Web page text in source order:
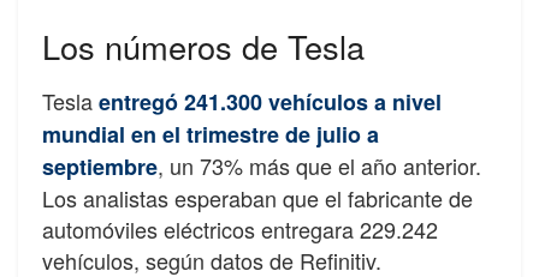
Los números de Tesla
Teslaentregó 241.300 vehículos a nivel
mundial en el trimestre de julio a
septiembre, un 73% más que el año anterior.
Los analistas esperaban que el fabricante de
automóviles eléctricos entregara 229.242
vehículos, según datos de Refinitiv.